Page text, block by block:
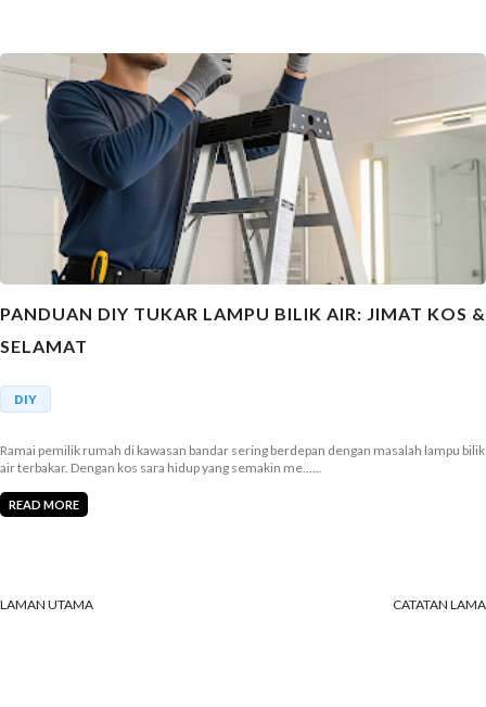
PANDUAN DIY TUKAR LAMPU BILIK AIR: JIMAT KOS &
SELAMAT
DIY
Ramai pemilik rumah di kawasan bandar sering berdepan dengan masalah lampu bilik
air terbakar. Dengan kos sara hidup yang semakin me......
READ MORE
CATATAN LAMA
LAMAN UTAMA